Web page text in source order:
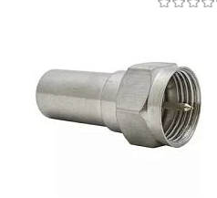
К сравнению
В избранное В наличии